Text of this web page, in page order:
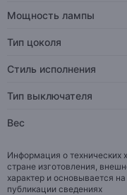
Мощность лампы
Тип цоколя
Стиль исполнения
Тип выключателя
Вес
Информация о технических
стране изготовления,
характер и основывается
публикации сведениях